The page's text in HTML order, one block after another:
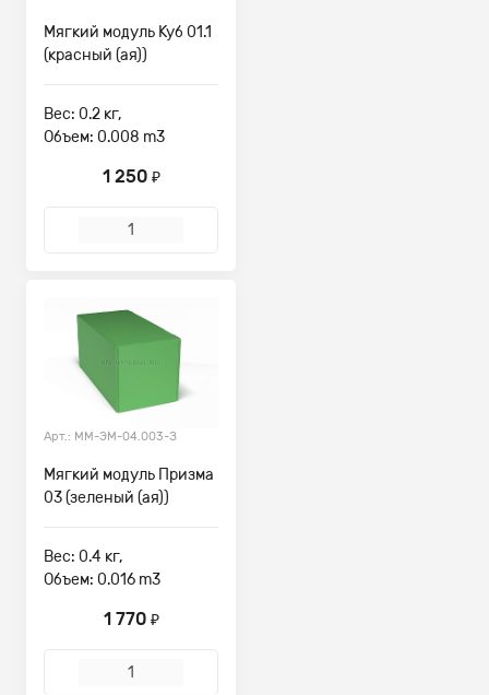
Мягкий модуль Куб 01.1
(красный (ая))
Вес: 0.2 кг,
Объем: 0.008 m3
1 250 ₽
Арт.: ММ-ЭМ-04.003-З
Мягкий модуль Призма
03 (зеленый (ая))
Вес: 0.4 кг,
Объем: 0.016 m3
1 770 ₽